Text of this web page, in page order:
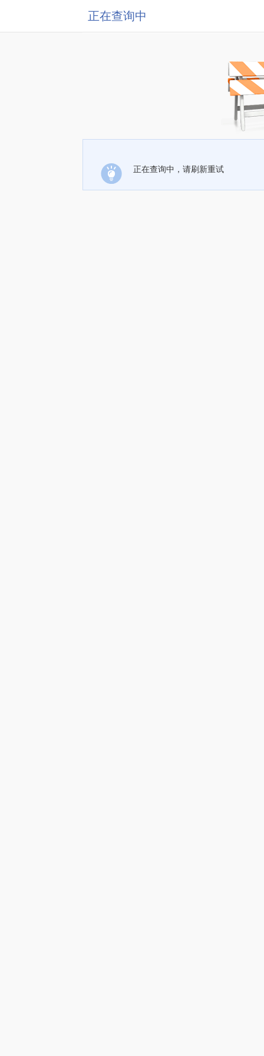
正在查询中
正在查询中，请刷新重试